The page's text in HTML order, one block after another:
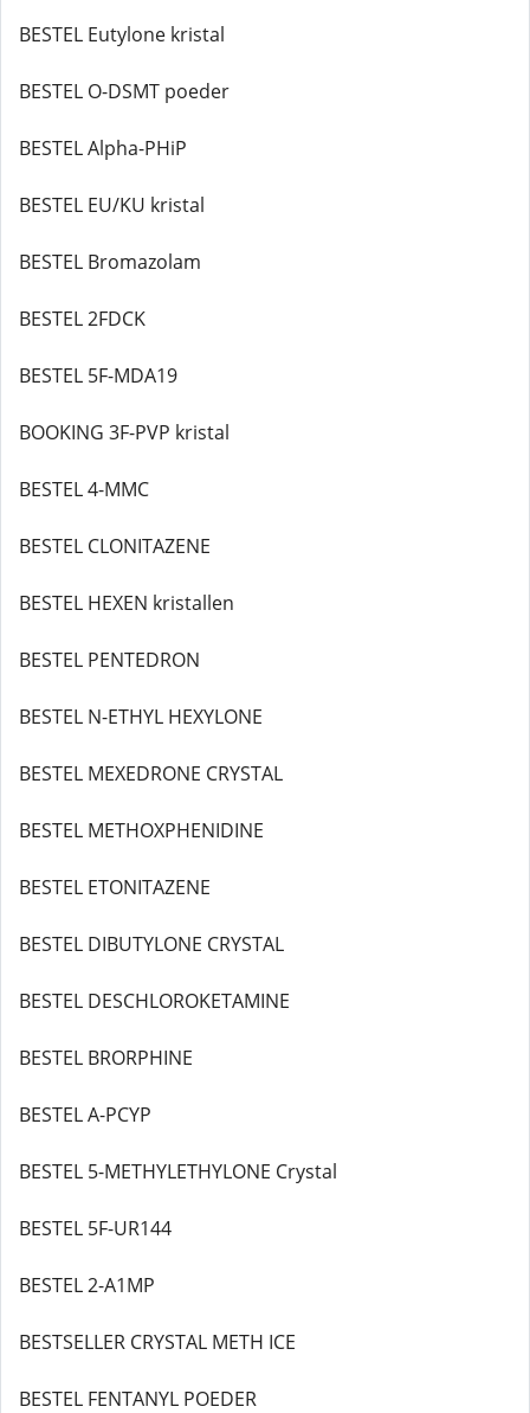
BESTEL Eutylone kristal
BESTEL O-DSMT poeder
BESTEL Alpha-PHiP
BESTEL EU/KU kristal
BESTEL Bromazolam
BESTEL 2FDCK
BESTEL 5F-MDA19
BOOKING 3F-PVP kristal
BESTEL 4-MMC
BESTEL CLONITAZENE
BESTEL HEXEN kristallen
BESTEL PENTEDRON
BESTEL N-ETHYL HEXYLONE
BESTEL MEXEDRONE CRYSTAL
BESTEL METHOXPHENIDINE
BESTEL ETONITAZENE
BESTEL DIBUTYLONE CRYSTAL
BESTEL DESCHLOROKETAMINE
BESTEL BRORPHINE
BESTEL A-PCYP
BESTEL 5-METHYLETHYLONE Crystal
BESTEL 5F-UR144
BESTEL 2-A1MP
BESTSELLER CRYSTAL METH ICE
BESTEL FENTANYL POEDER